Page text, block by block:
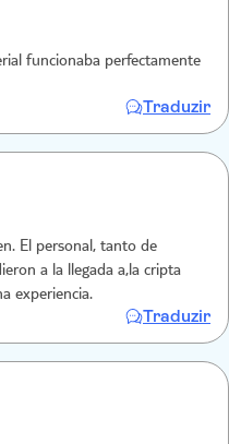
funcionaba perfectamente
Traduzir
El personal, tanto de
a la llegada a,la cripta
experiencia.
Traduzir